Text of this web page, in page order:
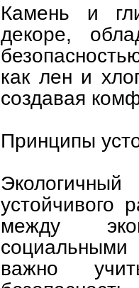
Камень и
декоре,
как лен и
создавая
Принципы
устойчивого
между
важно